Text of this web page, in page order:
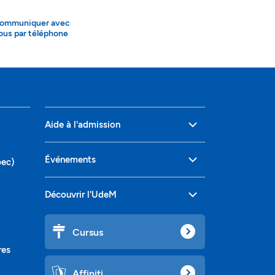
avec
par téléphone
Aide à l'admission
Événements
Découvrir l'UdeM
Cursus